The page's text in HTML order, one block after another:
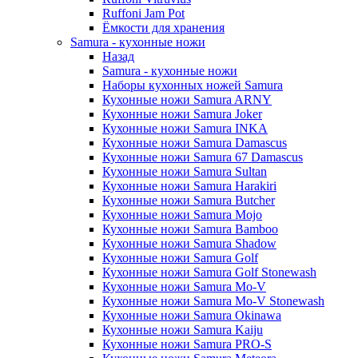
Ruffoni Jam Pot
Ёмкости для хранения
Samura - кухонные ножи
Назад
Samura - кухонные ножи
Наборы кухонных ножей Samura
Кухонные ножи Samura ARNY
Кухонные ножи Samura Joker
Кухонные ножи Samura INKA
Кухонные ножи Samura Damascus
Кухонные ножи Samura 67 Damascus
Кухонные ножи Samura Sultan
Кухонные ножи Samura Harakiri
Кухонные ножи Samura Butcher
Кухонные ножи Samura Mojo
Кухонные ножи Samura Bamboo
Кухонные ножи Samura Shadow
Кухонные ножи Samura Golf
Кухонные ножи Samura Golf Stonewash
Кухонные ножи Samura Mo-V
Кухонные ножи Samura Mo-V Stonewash
Кухонные ножи Samura Okinawa
Кухонные ножи Samura Kaiju
Кухонные ножи Samura PRO-S